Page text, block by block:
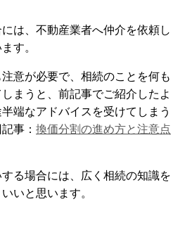
は、不動産業者へ仲介を依頼し
す。
意が必要で、相続のことを何も
まうと、前記事でご紹介したよ
端なアドバイスを受けてしまう
事： 換価分割の進め方と注意点
る場合には、広く相続の知識を
いと思います。